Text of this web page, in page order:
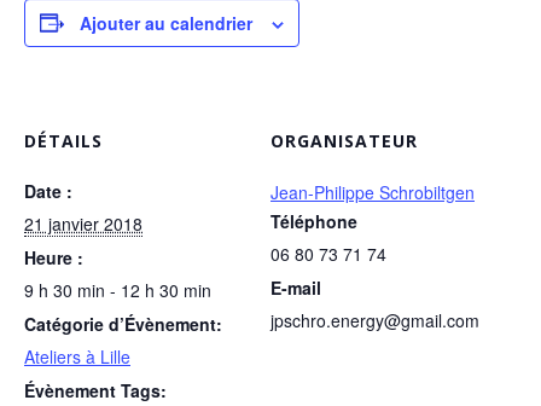
Ajouter au calendrier
DÉTAILS
Date :
21 janvier 2018
Heure :
9 h 30 min - 12 h 30 min
Catégorie d’Évènement:
Ateliers à Lille
Évènement Tags:
ORGANISATEUR
Jean-Philippe Schrobiltgen
Téléphone
06 80 73 71 74
E-mail
jpschro.energy@gmail.com